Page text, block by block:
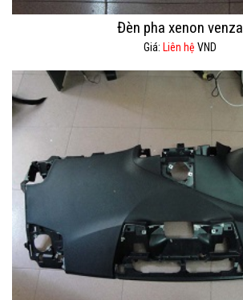
Đèn pha xenon venza
Giá: Liên hệ VND